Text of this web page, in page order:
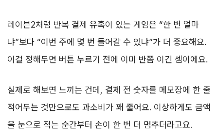
레이븐2처럼 반복 결제 유혹이 있는 게임은 “한 번 얼마
냐”보다 “이번 주에 몇 번 들어갈 수 있냐”가 더 중요해요.
이걸 정해두면 버튼 누르기 전에 이미 반쯤 이긴 셈이에요.
실제로 해보면 느끼는 건데, 결제 전 숫자를 메모장에 한 줄
적어두는 것만으로도 과소비가 꽤 줄어요. 이상하게도 금액
을 눈으로 적는 순간부터 손이 한 번 더 멈추더라고요.